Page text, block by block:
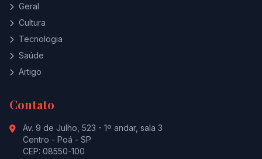
Geral
Cultura
Tecnologia
Saúde
Artigo
Contato
Av. 9 de Julho, 523 - 1º andar, sala 3
Centro - Poá - SP
CEP: 08550-100